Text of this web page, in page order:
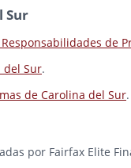
Sur
de
del Sur.
de Carolina del Sur.
por Fairfax Elite